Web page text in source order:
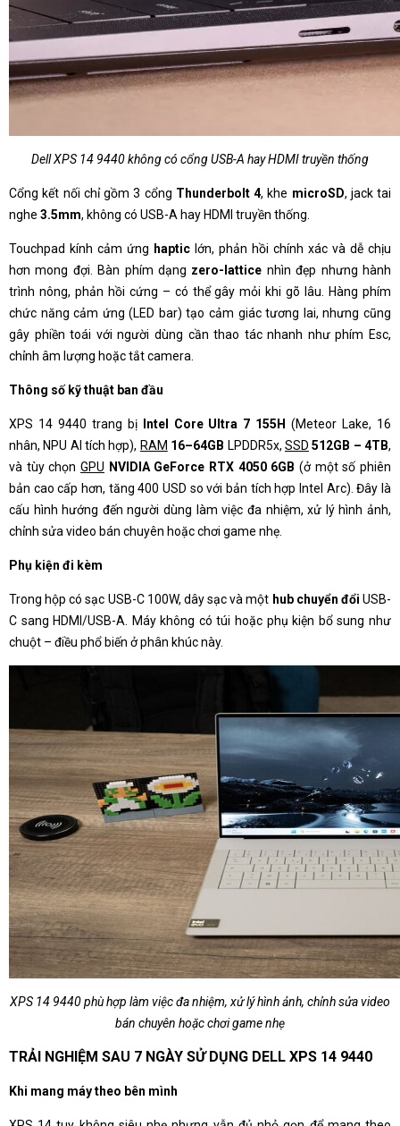
Dell XPS 14 9440 không có cổng USB-A hay HDMI truyền thống
Cổng kết nối chỉ gồm 3 cổng Thunderbolt 4, khe microSD, jack tai
nghe 3.5mm, không có USB-A hay HDMI truyền thống.
Touchpad kính cảm ứng haptic lớn, phản hồi chính xác và dễ chịu
hơn mong đợi. Bàn phím dạng zero-lattice nhìn đẹp nhưng hành
trình nông, phản hồi cứng – có thể gây mỏi khi gõ lâu. Hàng phím
chức năng cảm ứng (LED bar) tạo cảm giác tương lai, nhưng cũng
gây phiền toái với người dùng cần thao tác nhanh như phím Esc,
chỉnh âm lượng hoặc tắt camera.
Thông số kỹ thuật ban đầu
XPS 14 9440 trang bị Intel Core Ultra 7 155H (Meteor Lake, 16
nhân, NPU AI tích hợp), RAM 16–64GB LPDDR5x, SSD 512GB – 4TB,
và tùy chọn GPU NVIDIA GeForce RTX 4050 6GB (ở một số phiên
bản cao cấp hơn, tăng 400 USD so với bản tích hợp Intel Arc). Đây là
cấu hình hướng đến người dùng làm việc đa nhiệm, xử lý hình ảnh,
chỉnh sửa video bán chuyên hoặc chơi game nhẹ.
Phụ kiện đi kèm
Trong hộp có sạc USB-C 100W, dây sạc và một hub chuyển đổi USB-
C sang HDMI/USB-A. Máy không có túi hoặc phụ kiện bổ sung như
chuột – điều phổ biến ở phân khúc này.
XPS 14 9440 phù hợp làm việc đa nhiệm, xử lý hình ảnh, chỉnh sửa video
bán chuyên hoặc chơi game nhẹ
TRẢI NGHIỆM SAU 7 NGÀY SỬ DỤNG DELL XPS 14 9440
Khi mang máy theo bên mình